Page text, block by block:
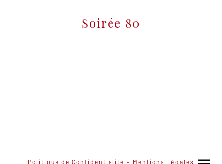
Soirée 80
Politique de Confidentialité - Mentions Légales